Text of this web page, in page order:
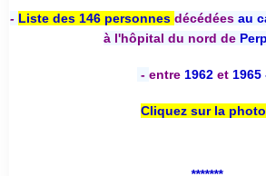
- Liste des 146 personnes décédées au
à l'hôpital du nord de
- entre 1962 et 1965
Cliquez sur la photo